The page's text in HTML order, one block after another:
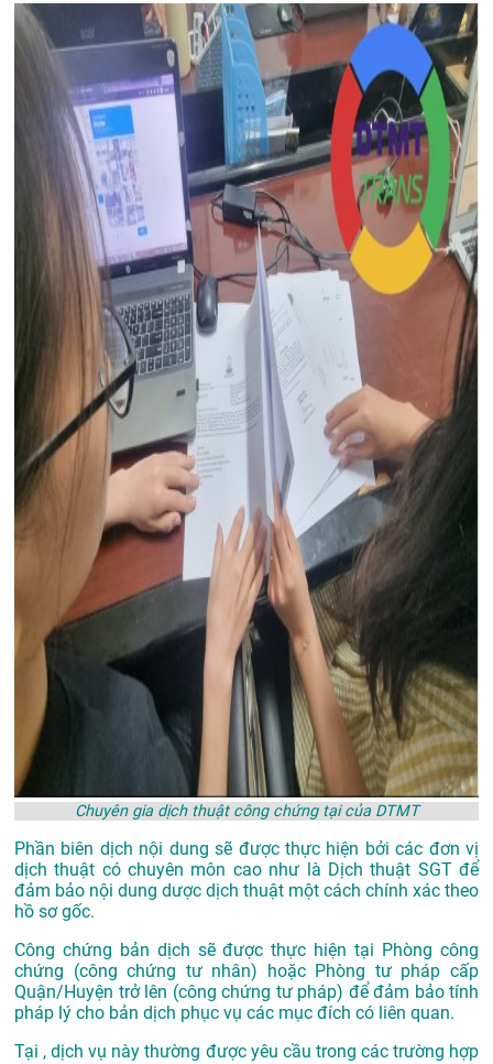
Chuyên gia dịch thuật công chứng tại của DTMT
Phần biên dịch nội dung sẽ được thực hiện bởi các đơn vị
dịch thuật có chuyên môn cao như là Dịch thuật SGTđể
đảm bảo nội dung dược dịch thuật một cách chính xác theo
hồ sơ gốc.
Công chứng bản dịch sẽ được thực hiện tại Phòng công
chứng (công chứng tư nhân) hoặc Phòng tư pháp cấp
Quận/Huyện trở lên (công chứng tư pháp) để đảm bảo tính
pháp lý cho bản dịch phục vụ các mục đích có liên quan.
Tại , dịch vụ này thường được yêu cầu trong các trường hợp